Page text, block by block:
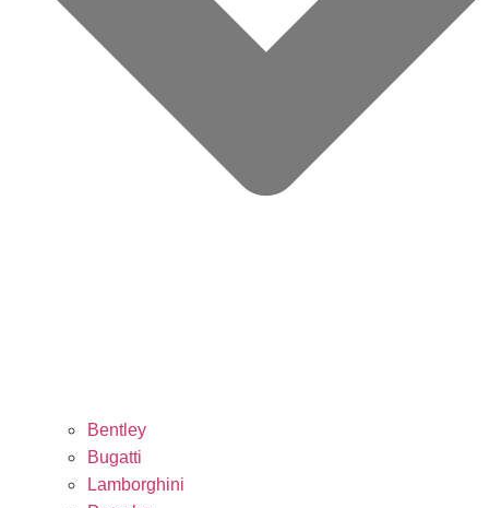
Bentley
Bugatti
Lamborghini